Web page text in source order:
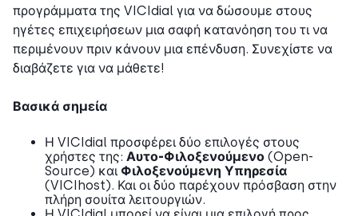
προγράμματα της VICIdial για να δώσουμε στους
ηγέτες επιχειρήσεων μια σαφή κατανόηση του τι να
περιμένουν πριν κάνουν μια επένδυση. Συνεχίστε να
διαβάζετε για να μάθετε!
Βασικά σημεία
Η VICIdial προσφέρει δύο επιλογές στους
χρήστες της: Αυτο-Φιλοξενούμενο (Open-
Source) καιΦιλοξενούμενη Υπηρεσία
(VICIhost). Και οι δύο παρέχουν πρόσβαση στην
πλήρη σουίτα λειτουργιών.